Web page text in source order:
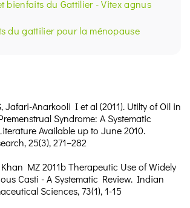
bienfaits du Gattilier - Vitex agnus
du gattilier pour la ménopause
Jafari-Anarkooli I et al (2011). Utilty of Oil in
Syndrome: A Systematic
Available up to June 2010.
25(3), 271–282
MZ 2011b Therapeutic Use of Widely
Casti - A Systematic Review. Indian
Sciences, 73(1), 1-15